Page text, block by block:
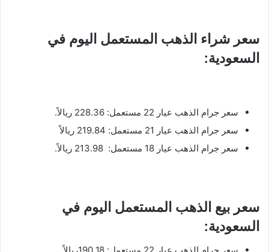
سعر شراء الذهب المستعمل اليوم في
السعودية:
سعر جرام الذهب عيار 22 مستعمل: 228.36 ريالاً.
سعر جرام الذهب عيار 21 مستعمل: 219.84 ريالاً
سعر جرام الذهب عيار 18 مستعمل: 213.98 ريالاً.
سعر بيع الذهب المستعمل اليوم في
السعودية: